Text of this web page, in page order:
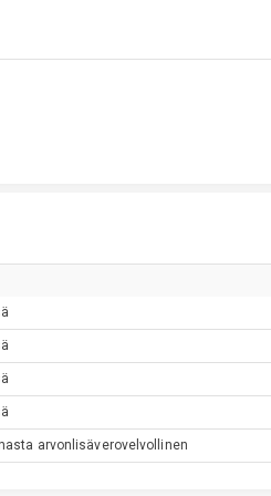
arvonlisäverovelvollinen